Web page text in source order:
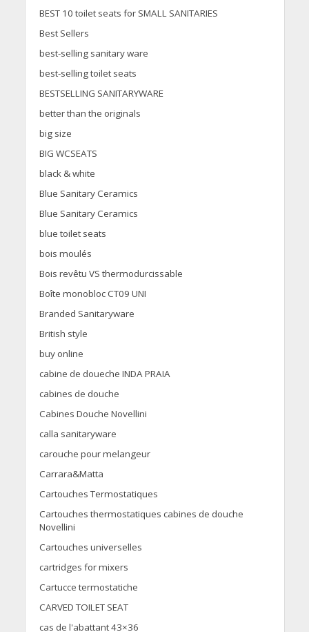
BEST 10 toilet seats for SMALL SANITARIES
Best Sellers
best-selling sanitary ware
best-selling toilet seats
BESTSELLING SANITARYWARE
better than the originals
big size
BIG WCSEATS
black & white
Blue Sanitary Ceramics
Blue Sanitary Ceramics
blue toilet seats
bois moulés
Bois revêtu VS thermodurcissable
Boîte monobloc CT09 UNI
Branded Sanitaryware
British style
buy online
cabine de doueche INDA PRAIA
cabines de douche
Cabines Douche Novellini
calla sanitaryware
carouche pour melangeur
Carrara&Matta
Cartouches Termostatiques
Cartouches thermostatiques cabines de douche
Novellini
Cartouches universelles
cartridges for mixers
Cartucce termostatiche
CARVED TOILET SEAT
cas de l'abattant 43×36